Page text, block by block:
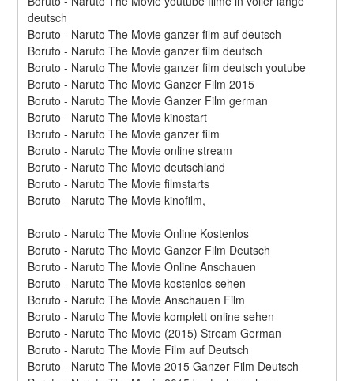
deutsch
Boruto - Naruto The Movie ganzer film auf deutsch
Boruto - Naruto The Movie ganzer film deutsch
Boruto - Naruto The Movie ganzer film deutsch youtube
Boruto - Naruto The Movie Ganzer Film 2015
Boruto - Naruto The Movie Ganzer Film german
Boruto - Naruto The Movie kinostart
Boruto - Naruto The Movie ganzer film
Boruto - Naruto The Movie online stream
Boruto - Naruto The Movie deutschland
Boruto - Naruto The Movie filmstarts
Boruto - Naruto The Movie kinofilm,
Boruto - Naruto The Movie Online Kostenlos
Boruto - Naruto The Movie Ganzer Film Deutsch
Boruto - Naruto The Movie Online Anschauen
Boruto - Naruto The Movie kostenlos sehen
Boruto - Naruto The Movie Anschauen Film
Boruto - Naruto The Movie komplett online sehen
Boruto - Naruto The Movie (2015) Stream German
Boruto - Naruto The Movie Film auf Deutsch
Boruto - Naruto The Movie 2015 Ganzer Film Deutsch